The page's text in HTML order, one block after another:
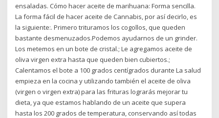
ensaladas. Cómo hacer aceite de marihuana: Forma sencilla.
La forma fácil de hacer aceite de Cannabis, por así decirlo, es
la siguiente:. Primero trituramos los cogollos, que queden
bastante desmenuzados.Podemos ayudarnos de un grinder.
Los metemos en un bote de cristal.; Le agregamos aceite de
oliva virgen extra hasta que queden bien cubiertos.;
Calentamos el bote a 100 grados centígrados durante La salud
empieza en la cocina y utilizando también el aceite de oliva
(virgen o virgen extra) para las frituras lograrás mejorar tu
dieta, ya que estamos hablando de un aceite que supera
hasta los 200 grados de temperatura, conservando así todas